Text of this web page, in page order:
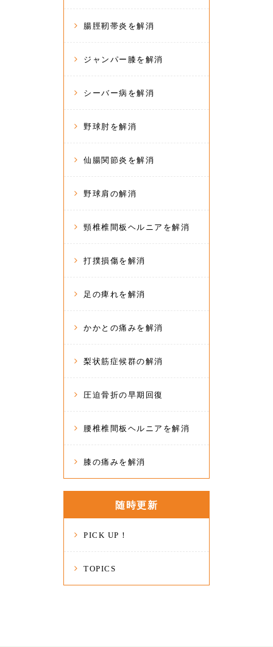
腸脛靭帯炎を解消
ジャンパー膝を解消
シーバー病を解消
野球肘を解消
仙腸関節炎を解消
野球肩の解消
頸椎椎間板ヘルニアを解消
打撲損傷を解消
足の痺れを解消
かかとの痛みを解消
梨状筋症候群の解消
圧迫骨折の早期回復
腰椎椎間板ヘルニアを解消
膝の痛みを解消
随時更新
PICK UP！
TOPICS